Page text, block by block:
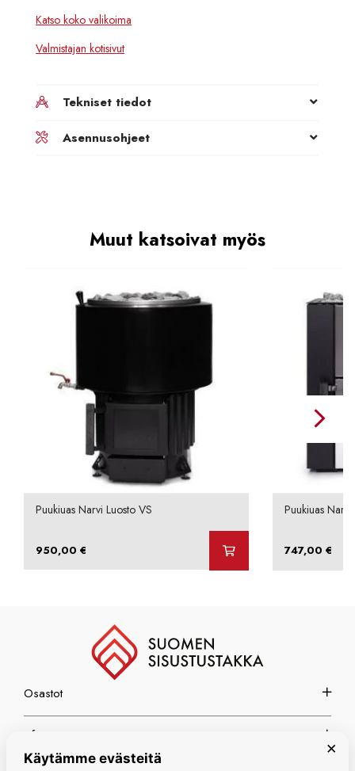
Katso koko valikoima
Valmistajan kotisivut
Tekniset tiedot
Asennusohjeet
Muut katsoivat myös
Puukiuas Narvi Luosto VS
950,00€
Puukiuas
747,00 €
Osastot
Info
×
Käytämme evästeitä